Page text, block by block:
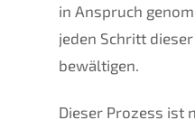
in Anspruch
jeden Schritt
bewältigen.
Dieser Prozess ist